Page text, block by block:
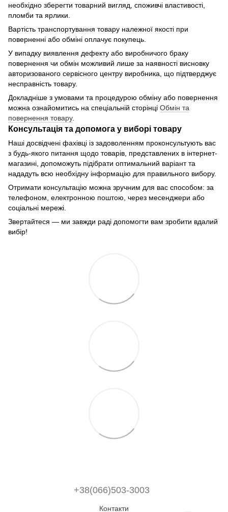
необхідно зберегти товарний вигляд, споживчі властивості,
пломби та ярлики.
Вартість транспортування товару належної якості при
поверненні або обміні оплачує покупець.
У випадку виявлення дефекту або виробничого браку
повернення чи обмін можливий лише за наявності висновку
авторизованого сервісного центру виробника, що підтверджує
несправність товару.
Докладніше з умовами та процедурою обміну або повернення
можна ознайомитись на спеціальній сторінці Обмін та
повернення товару.
Консультація та допомога у виборі товару
Наші досвідчені фахівці із задоволенням проконсультують вас
з будь-якого питання щодо товарів, представлених в інтернет-
магазині, допоможуть підібрати оптимальний варіант та
нададуть всю необхідну інформацію для правильного вибору.
Отримати консультацію можна зручним для вас способом: за
телефоном, електронною поштою, через месенджери або
соціальні мережі.
Звертайтеся — ми завжди раді допомогти вам зробити вдалий
вибір!
+38(066)503-3003
Контакти